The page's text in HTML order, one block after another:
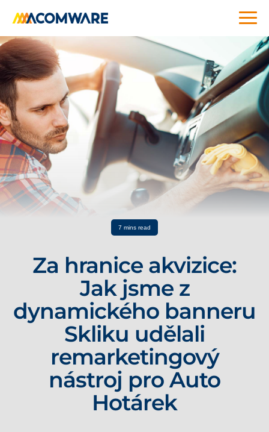
7 mins read
Za hranice akvizice:
Jak jsme z
dynamického banneru
Skliku udělali
remarketingový
nástroj pro Auto
Hotárek